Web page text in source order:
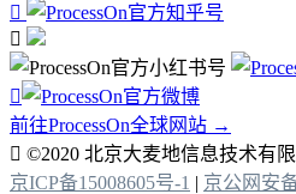



前往ProcessOn全球网站 →
 ©2020 北京大麦地信息技术有
京ICP备15008605号-1 | 京公网安